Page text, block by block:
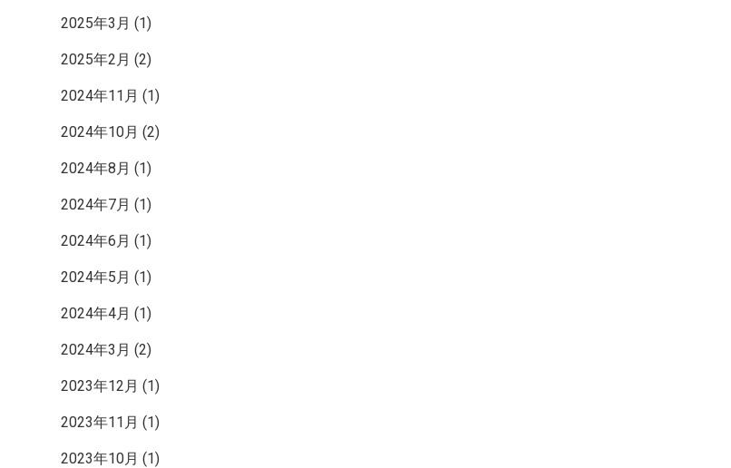
リ
ン
ク
2025年3月 (1)
2025年2月 (2)
2024年11月 (1)
2024年10月 (2)
2024年8月 (1)
2024年7月 (1)
2024年6月 (1)
2024年5月 (1)
2024年4月 (1)
2024年3月 (2)
2023年12月 (1)
2023年11月 (1)
2023年10月 (1)